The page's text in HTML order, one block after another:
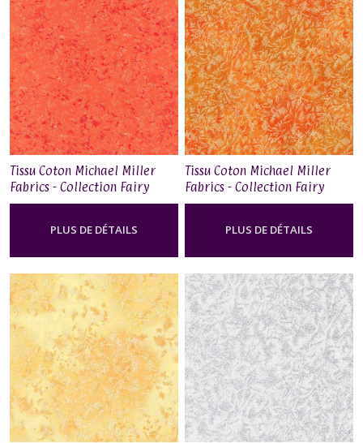
Tissu Coton Michael Miller
Fabrics - Collection Fairy
Frost - Clementine
PLUS DE DÉTAILS
Tissu Coton Michael Miller
Fabrics - Collection Fairy
Frost - Tangerine
PLUS DE DÉTAILS
(6)
Sur
Commande
(34)
Afficher
les
résultats